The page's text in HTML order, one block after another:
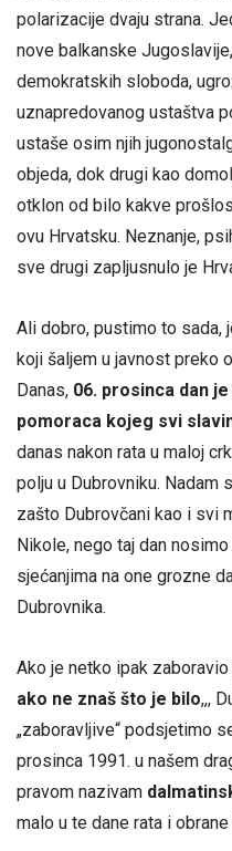
polarizacije dvaju strana.
nove balkanske
demokratskih sloboda,
uznapredovanog ustaštva
ustaše osim njih
objeda, dok drugi kao
otklon od bilo kakve
ovu Hrvatsku. Neznanje,
sve drugi zapljusnulo je
Ali dobro, pustimo to sada,
koji šaljem u javnost preko
Danas, 06. prosinca dan
pomoraca kojeg svi
danas nakon rata u maloj
polju u Dubrovniku. Nadam
zašto Dubrovčani kao i svi
Nikole, nego taj dan
sjećanjima na one grozne
Dubrovnika.
Ako je netko ipak
ako ne znaš što je bilo,,,
„zaboravljive“ podsjetimo
prosinca 1991. u našem
pravom nazivam
malo u te dane rata i